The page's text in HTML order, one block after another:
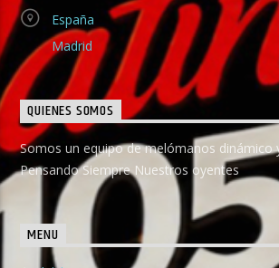
España
Madrid
QUIENES SOMOS
Somos un equipo de melómanos dinámico
Pensando Siempre Nuestros oyentes
MENU